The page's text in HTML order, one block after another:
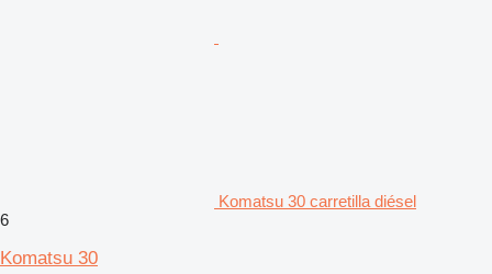
Komatsu 30 carretilla diésel
6
Komatsu 30